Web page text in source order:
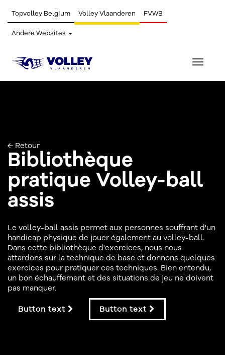
Topvolley Belgium Volley Vlaanderen FVWB
Andere Websites
Toggle
← Retour
Bibliothèque
pratique Volley-ball
assis
Le volley-ball assis permet aux personnes souffrant d'un
handicap physique de jouer également au volley-ball.
Dans cette bibliothèque d'exercices, nous nous
attardons sur la technique de base et donnons quelques
exercices pour pratiquer ces techniques. Bien entendu,
un bon échauffement et des situations de jeu ne doivent
pas manquer.
Button text Button text